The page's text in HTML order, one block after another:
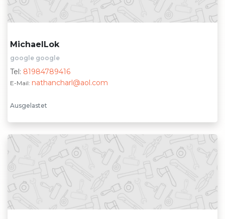
MichaelLok
google google
Tel: 81984789416
E-Mail: nathancharl@aol.com
Ausgelastet